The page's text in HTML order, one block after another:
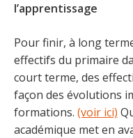
l’apprentissage
Pour finir, à long
effectifs du primaire
court terme, des
façon des évolutions
formations. (voir ici)
académique met en